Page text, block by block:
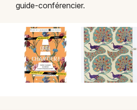
guide-conférencier.